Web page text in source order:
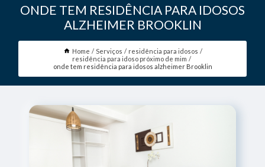
ONDE TEM RESIDÊNCIA PARA IDOSOS
ALZHEIMER BROOKLIN
Home Serviços
residência para idosos
residência para idoso próximo de mim
onde tem residência para idosos alzheimer Brooklin